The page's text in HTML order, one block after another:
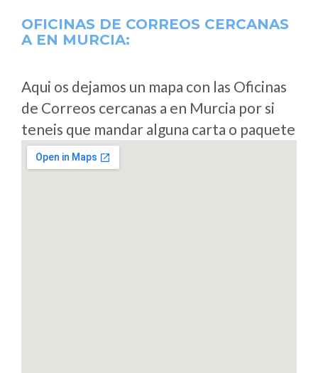
OFICINAS DE CORREOS CERCANAS
A EN MURCIA:
Aqui os dejamos un mapa con las Oficinas
de Correos cercanas a en Murcia por si
teneis que mandar alguna carta o paquete